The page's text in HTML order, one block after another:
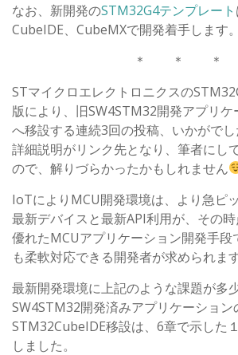
なお、新開発のSTM32G4テンプレート
CubeIDE、CubeMXで開発着手します。
＊ ＊ ＊
STマイクロエレクトロニクスの
版により、旧SW4STM32開発アプリ
へ移設する連続3回の投稿、いかがで
詳細説明がリンク先となり、筆者にし
ので、解りづらかったかもしれません
IoTによりMCU開発環境は、より急ピ
最新デバイスと最新API利用が、その
優れたMCUアプリケーション開発手段
も柔軟対応できる開発者が求められます
最新開発環境に上記のような課題が多
SW4STM32開発済みアプリケーション
STM32CubeIDE移設は、6章で示した
しました。